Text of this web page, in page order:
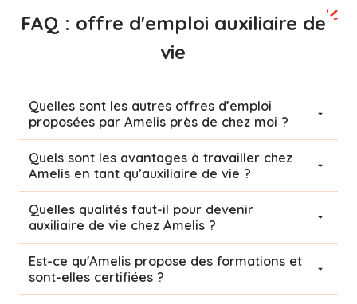
FAQ : offre d'emploi auxiliaire de
vie
Quelles sont les autres offres d’emploi
proposées par Amelis près de chez moi ?
Quels sont les avantages à travailler chez
Amelis en tant qu’auxiliaire de vie ?
Quelles qualités faut-il pour devenir
auxiliaire de vie chez Amelis ?
Est-ce qu'Amelis propose des formations et
sont-elles certifiées ?